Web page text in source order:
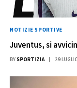
NOTIZIE SPORTIVE
Juventus, si
BY SPORTIZIA 29